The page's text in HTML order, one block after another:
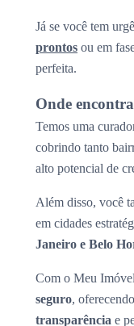
Já se você tem
prontos ou em
perfeita.
Onde
Temos uma
cobrindo tanto
alto potencial de
Além disso, você
em cidades
Janeiro e Belo
Com o Meu
seguro,
transparência e